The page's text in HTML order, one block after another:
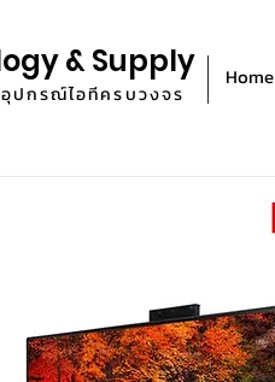
& Supply
ปกรณ์ไอทีครบวงจร
Home